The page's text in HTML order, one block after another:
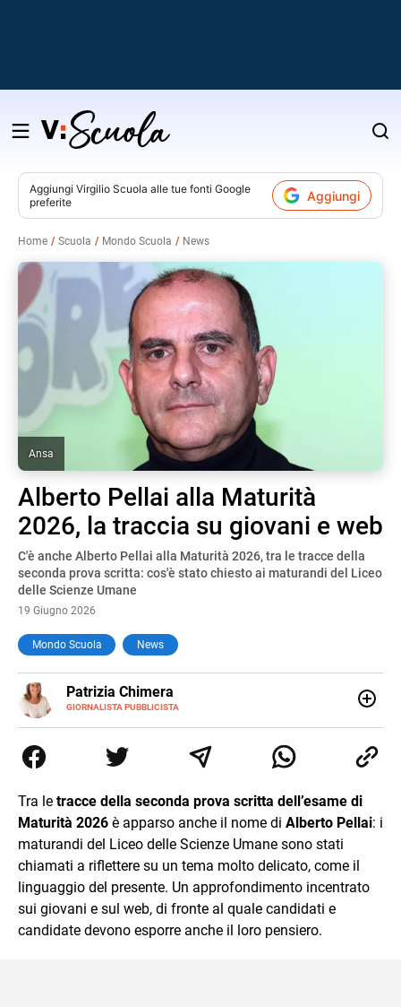
Salta
contenuto
Aggiungi Virgilio Scuola alle tue fonti Google
preferite
Aggiungi
Home Scuola Mondo Scuola News
Ansa
Alberto Pellai alla Maturità
2026, la traccia su giovani e web
C'è anche Alberto Pellai alla Maturità 2026, tra le tracce della
seconda prova scritta: cos'è stato chiesto ai maturandi del Liceo
delle Scienze Umane
19 Giugno 2026
Mondo Scuola News
Patrizia Chimera
GIORNALISTA PUBBLICISTA
E-
MAIL
LINKEDIN
collaborato con grandi gruppi editoriali e agenzie di
comunicazione specializzandosi nella scrittura di articoli
Tra le tracce della seconda prova scritta dell’esame di
Maturità 2026 è apparso anche il nome di Alberto Pellai: i
maturandi del Liceo delle Scienze Umane sono stati
chiamati a riflettere su un tema molto delicato, come il
linguaggio del presente. Un approfondimento incentrato
sui giovani e sul web, di fronte al quale candidati e
candidate devono esporre anche il loro pensiero.